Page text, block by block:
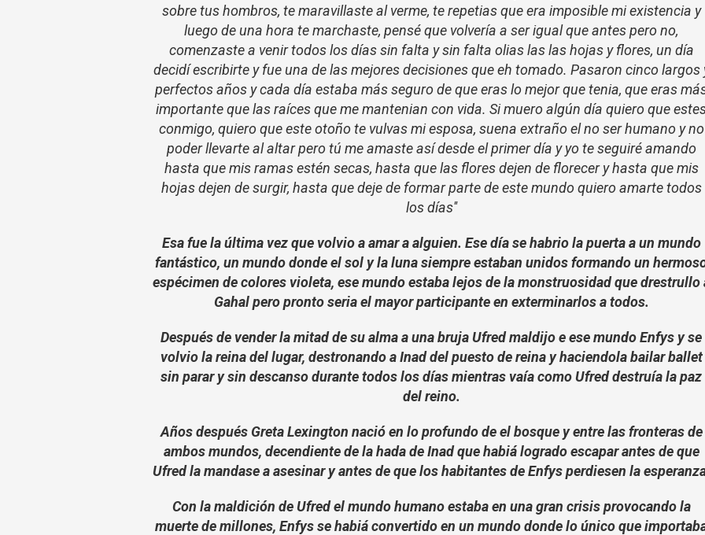
sobre tus hombros, te maravillaste al verme, te repetias que era imposible mi existencia y
luego de una hora te marchaste, pensé que volvería a ser igual que antes pero no,
comenzaste a venir todos los días sin falta y sin falta olias las las hojas y flores, un día
decidí escribirte y fue una de las mejores decisiones que eh tomado. Pasaron cinco largos
perfectos años y cada día estaba más seguro de que eras lo mejor que tenia, que eras
importante que las raíces que me mantenian con vida. Si muero algún día quiero que
conmigo, quiero que este otoño te vulvas mi esposa, suena extraño el no ser humano y no
poder llevarte al altar pero tú me amaste así desde el primer día y yo te seguiré amando
hasta que mis ramas estén secas, hasta que las flores dejen de florecer y hasta que mis
hojas dejen de surgir, hasta que deje de formar parte de este mundo quiero amarte todos
los días''
Esa fue la última vez que volvio a amar a alguien. Ese día se habrio la puerta a un mundo
fantástico, un mundo donde el sol y la luna siempre estaban unidos formando un
espécimen de colores violeta, ese mundo estaba lejos de la monstruosidad que drestrullo
Gahal pero pronto seria el mayor participante en exterminarlos a todos.
Después de vender la mitad de su alma a una bruja Ufred maldijo e ese mundo Enfys y se
volvio la reina del lugar, destronando a Inad del puesto de reina y haciendola bailar ballet
sin parar y sin descanso durante todos los días mientras vaía como Ufred destruía la paz
del reino.
Años después Greta Lexington nació en lo profundo de el bosque y entre las fronteras de
ambos mundos, decendiente de la hada de Inad que habiá logrado escapar antes de que
Ufred la mandase a asesinar y antes de que los habitantes de Enfys perdiesen la
Con la maldición de Ufred el mundo humano estaba en una gran crisis provocando la
muerte de millones, Enfys se habiá convertido en un mundo donde lo único que